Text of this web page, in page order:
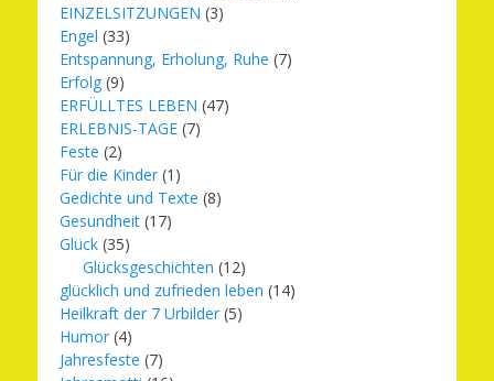
EINZELSITZUNGEN (3)
Engel (33)
Entspannung, Erholung, Ruhe (7)
Erfolg (9)
ERFÜLLTES LEBEN (47)
ERLEBNIS-TAGE (7)
Feste (2)
Für die Kinder (1)
Gedichte und Texte (8)
Gesundheit (17)
Glück (35)
Glücksgeschichten (12)
glücklich und zufrieden leben (14)
Heilkraft der 7 Urbilder (5)
Humor (4)
Jahresfeste (7)